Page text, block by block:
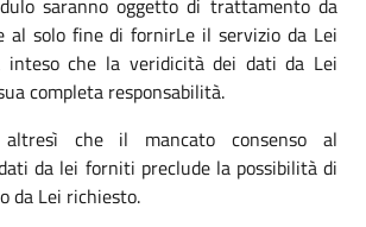
al solo fine di fornirLe il servizio da Lei
inteso che la veridicità dei dati da Lei
completa responsabilità.
che il mancato consenso al
da lei forniti preclude la possibilità di
da Lei richiesto.